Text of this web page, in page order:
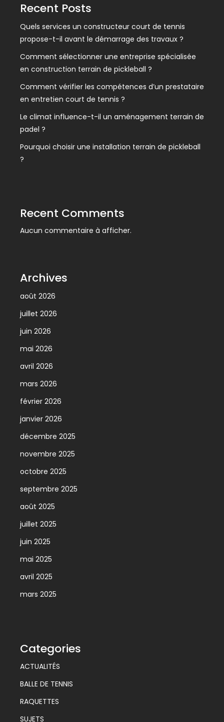
Recent Posts
Quels services un constructeur court de tennis
propose-t-il avant le démarrage des travaux ?
Comment sélectionner une entreprise spécialisée
en construction terrain de pickleball ?
Comment vérifier les compétences d’un prestataire
en entretien court de tennis ?
Le climat influence-t-il un aménagement terrain de
padel ?
Pourquoi choisir une installation terrain de pickleball
?
Recent Comments
Aucun commentaire à afficher.
Archives
août 2026
juillet 2026
juin 2026
mai 2026
avril 2026
mars 2026
février 2026
janvier 2026
décembre 2025
novembre 2025
octobre 2025
septembre 2025
août 2025
juillet 2025
juin 2025
mai 2025
avril 2025
mars 2025
Categories
ACTUALITÉS
BALLE DE TENNIS
RAQUETTES
SUJETS